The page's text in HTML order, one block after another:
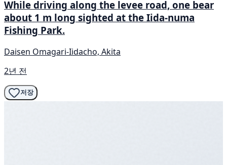
While driving along the levee road, one bear
about 1 m long sighted at the Iida-numa
Fishing Park.
Daisen Omagari-Iidacho, Akita
2년 전
저장